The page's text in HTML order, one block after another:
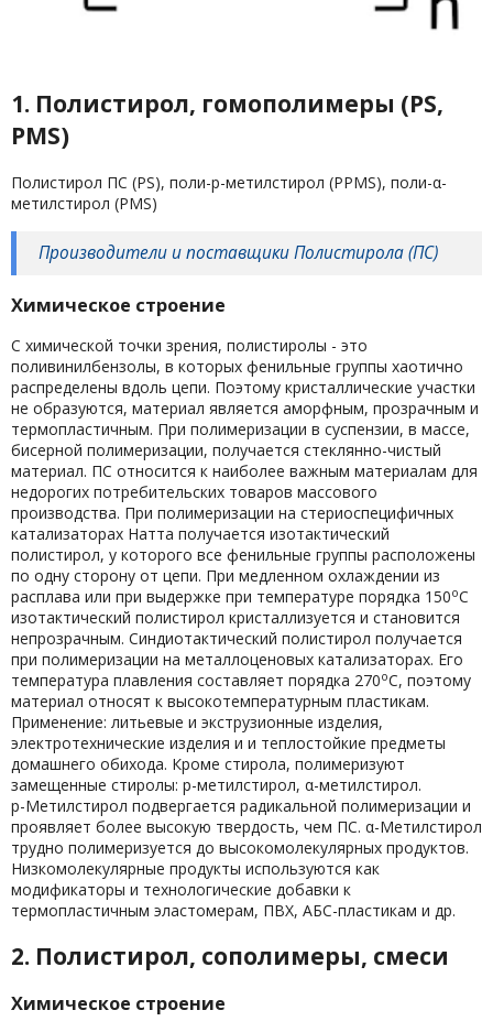
1. Полистирол, гомополимеры (PS,
PMS)
Полистирол ПС (PS), поли-p-метилстирол (PPMS), поли-α-
метилстирол (PMS)
Производители и поставщики Полистирола (ПС)
Химическое строение
С химической точки зрения, полистиролы - это
поливинилбензолы, в которых фенильные группы хаотично
распределены вдоль цепи. Поэтому кристаллические участки
не образуются, материал является аморфным, прозрачным и
термопластичным. При полимеризации в суспензии, в массе,
бисерной полимеризации, получается стеклянно-чистый
материал. ПС относится к наиболее важным материалам для
недорогих потребительских товаров массового
производства. При полимеризации на стериоспецифичных
катализаторах Натта получается изотактический
полистирол, у которого все фенильные группы расположены
по одну сторону от цепи. При медленном охлаждении из
расплава или при выдержке при температуре порядка 150оС
изотактический полистирол кристаллизуется и становится
непрозрачным. Синдиотактический полистирол получается
при полимеризации на металлоценовых катализаторах. Его
температура плавления составляет порядка 270оС, поэтому
материал относят к высокотемпературным пластикам.
Применение: литьевые и экструзионные изделия,
электротехнические изделия и и теплостойкие предметы
домашнего обихода. Кроме стирола, полимеризуют
замещенные стиролы: р-метилстирол, α-метилстирол.
р-Метилстирол подвергается радикальной полимеризации и
проявляет более высокую твердость, чем ПС. α-Метилстирол
трудно полимеризуется до высокомолекулярных продуктов.
Низкомолекулярные продукты используются как
модификаторы и технологические добавки к
термопластичным эластомерам, ПВХ, АБС-пластикам и др.
2. Полистирол, сополимеры, смеси
Химическое строение